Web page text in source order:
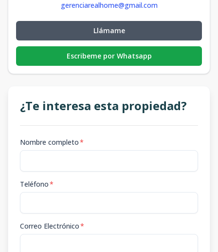
gerenciarealhome@gmail.com
Llámame
Escribeme por Whatsapp
¿Te interesa esta propiedad?
Nombre completo*
Teléfono*
Correo Electrónico*